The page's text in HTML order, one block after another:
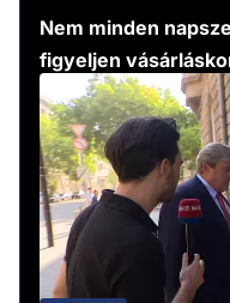
Nem minden
figyeljen